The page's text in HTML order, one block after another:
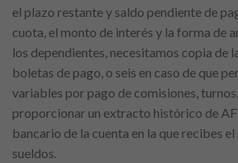
el plazo restante y saldo pendiente de
cuota, el monto de interés y la forma de
los dependientes, necesitamos copia de
boletas de pago, o seis en caso de que
variables por pago de comisiones,
proporcionar un extracto histórico de
bancario de la cuenta en la que recibes
sueldos.